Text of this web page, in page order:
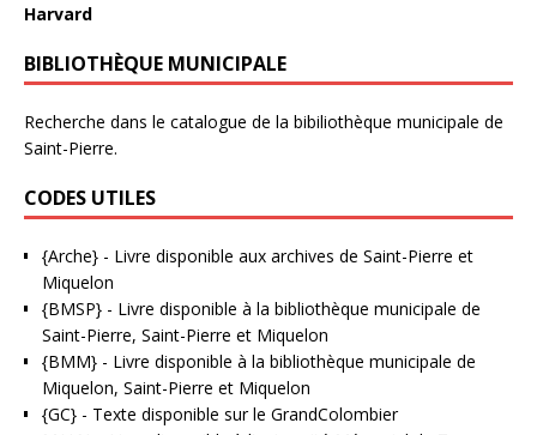
Harvard
BIBLIOTHÈQUE MUNICIPALE
Recherche dans le catalogue de la bibiliothèque municipale de
Saint-Pierre.
CODES UTILES
{Arche} - Livre disponible aux archives de Saint-Pierre et
Miquelon
{BMSP} - Livre disponible à la bibliothèque municipale de
Saint-Pierre, Saint-Pierre et Miquelon
{BMM} - Livre disponible à la bibliothèque municipale de
Miquelon, Saint-Pierre et Miquelon
{GC} - Texte disponible sur le GrandColombier